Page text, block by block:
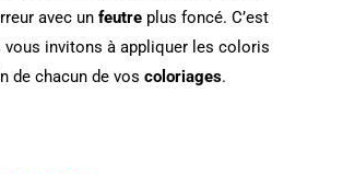
avec un feutre plus foncé. C’est
vous invitons à appliquer les coloris
de chacun de vos coloriages.